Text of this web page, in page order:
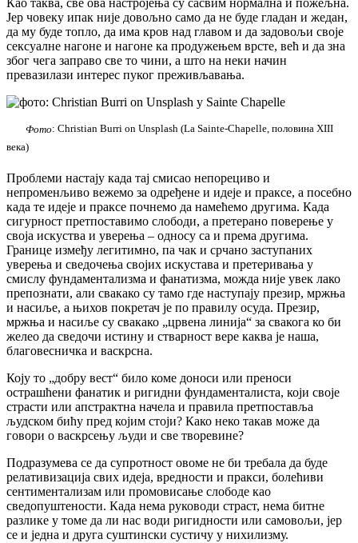
Као таква, све ова настројења су сасвим нормална и пожељна.
Јер човеку ипак није довољно само да не буде гладан и жедан,
да му буде топло, да има кров над главом и да задовољи своје
сексуалне нагоне и нагоне ка продужењем врсте, већ и да зна
због чега заправо све то чини, а што на неки начин
превазилази интерес пуког преживљавања.
Фото: Christian Burri on Unsplash (La Sainte-Chapelle, половина XIII
века)
Проблеми настају када тај смисао непорециво и
непроменљиво вежемо за одређене и идеје и праксе, а посебно
када те идеје и праксе почнемо да намећемо другима. Када
сигурност претпоставимо слободи, а претерано поверење у
своја искуства и уверења – односу са и према другима.
Границе између легитимно, па чак и срчано заступаних
уверења и сведочења својих искустава и претеривања у
смислу фундаментализма и фанатизма, можда није увек лако
препознати, али свакако су тамо где наступају презир, мржња
и насиље, а њихов покретач је по правилу осуда. Презир,
мржња и насиље су свакако „црвена линија“ за свакога ко би
желео да сведочи истину и стварност вере каква је наша,
благовесничка и васкрсна.
Коју то „добру вест“ било коме доноси или преноси
острашћени фанатик и ригидни фундаменталиста, који своје
страсти или апстрактна начела и правила претпоставља
људском бићу пред којим стоји? Како неко такав може да
говори о васкрсењу људи и све творевине?
Подразумева се да супротност овоме не би требала да буде
релативизација свих идеја, вредности и пракси, болећиви
сентиментализам или промовисање слободе као
сведопуштености. Када нема руководи страст, нема битне
разлике у томе да ли нас води ригидности или самовољи, јер
се и једна и друга суштински сустичу у нихилизму.